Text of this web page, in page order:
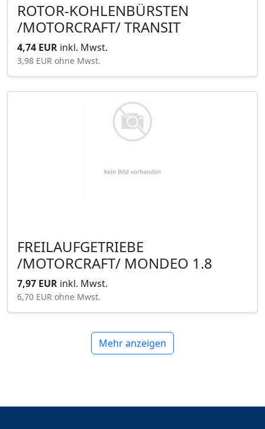
ROTOR-KOHLENBÜRSTEN
/MOTORCRAFT/ TRANSIT
4,74 EUR inkl. Mwst.
3,98 EUR ohne Mwst.
FREILAUFGETRIEBE
/MOTORCRAFT/ MONDEO 1.8
7,97 EUR inkl. Mwst.
6,70 EUR ohne Mwst.
Mehr anzeigen